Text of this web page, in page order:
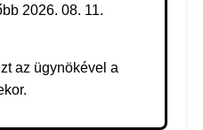
2026. 08. 11.
az ügynökével a